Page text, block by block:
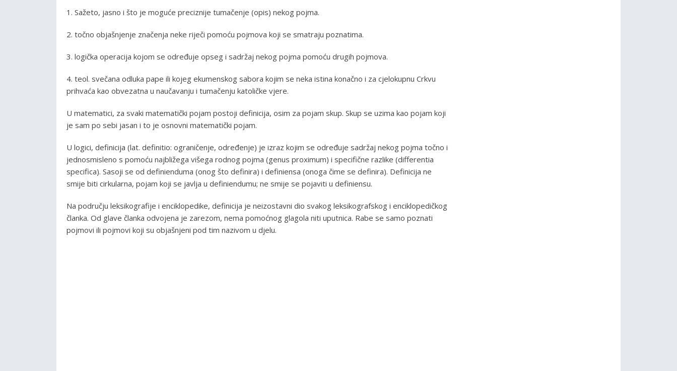
1. Sažeto, jasno i što je moguće preciznije tumačenje (opis) nekog pojma.
2. točno objašnjenje značenja neke riječi pomoću pojmova koji se smatraju poznatima.
3. logička operacija kojom se određuje opseg i sadržaj nekog pojma pomoću drugih pojmova.
4. teol. svečana odluka pape ili kojeg ekumenskog sabora kojim se neka istina konačno i za cjelokupnu Crkvu
prihvaća kao obvezatna u naučavanju i tumačenju katoličke vjere.
U matematici, za svaki matematički pojam postoji definicija, osim za pojam skup. Skup se uzima kao pojam koji
je sam po sebi jasan i to je osnovni matematički pojam.
U logici, definicija (lat. definitio: ograničenje, određenje) je izraz kojim se određuje sadržaj nekog pojma točno i
jednosmisleno s pomoću najbližega višega rodnog pojma (genus proximum) i specifične razlike (differentia
specifica). Sasoji se od definienduma (onog što definira) i definiensa (onoga čime se definira). Definicija ne
smije biti cirkularna, pojam koji se javlja u definiendumu; ne smije se pojaviti u definiensu.
Na području leksikografije i enciklopedike, definicija je neizostavni dio svakog leksikografskog i enciklopedičkog
članka. Od glave članka odvojena je zarezom, nema pomoćnog glagola niti uputnica. Rabe se samo poznati
pojmovi ili pojmovi koji su objašnjeni pod tim nazivom u djelu.